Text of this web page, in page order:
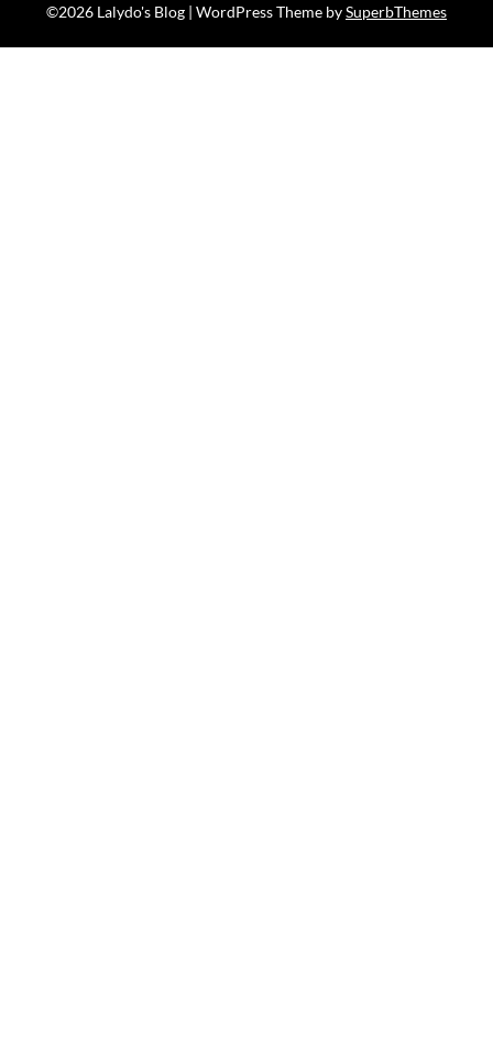
©2026 Lalydo's Blog | WordPress Theme bySuperbThemes